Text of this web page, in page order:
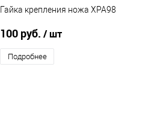
Гайка крепления ножа XPA98
100 руб. / шт
Подробнее